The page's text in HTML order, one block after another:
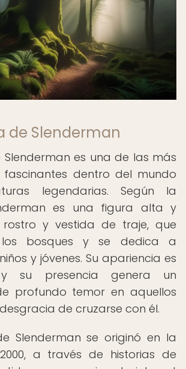
de Slenderman
Slenderman es una de las más
fascinantes dentro del mundo
legendarias. Según la
es una figura alta y
y vestida de traje, que
bosques y se dedica a
y jóvenes. Su apariencia es
su presencia genera un
profundo temor en aquellos
de cruzarse con él.
Slenderman se originó en la
a través de historias de